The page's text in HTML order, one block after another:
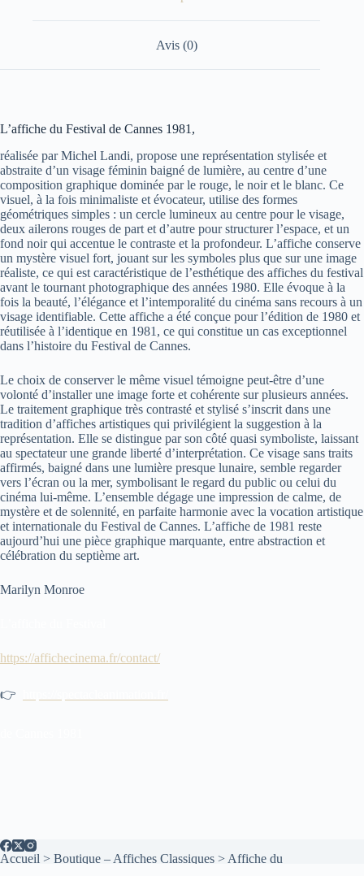
Avis (0)
L’affiche du Festival de Cannes 1981,
réalisée par Michel Landi, propose une représentation stylisée et
abstraite d’un visage féminin baigné de lumière, au centre d’une
composition graphique dominée par le rouge, le noir et le blanc. Ce
visuel, à la fois minimaliste et évocateur, utilise des formes
géométriques simples : un cercle lumineux au centre pour le visage,
deux ailerons rouges de part et d’autre pour structurer l’espace, et un
fond noir qui accentue le contraste et la profondeur. L’affiche conserve
un mystère visuel fort, jouant sur les symboles plus que sur une image
réaliste, ce qui est caractéristique de l’esthétique des affiches du festival
avant le tournant photographique des années 1980. Elle évoque à la
fois la beauté, l’élégance et l’intemporalité du cinéma sans recours à un
visage identifiable. Cette affiche a été conçue pour l’édition de 1980 et
réutilisée à l’identique en 1981, ce qui constitue un cas exceptionnel
dans l’histoire du Festival de Cannes.
Le choix de conserver le même visuel témoigne peut-être d’une
volonté d’installer une image forte et cohérente sur plusieurs années.
Le traitement graphique très contrasté et stylisé s’inscrit dans une
tradition d’affiches artistiques qui privilégient la suggestion à la
représentation. Elle se distingue par son côté quasi symboliste, laissant
au spectateur une grande liberté d’interprétation. Ce visage sans traits
affirmés, baigné dans une lumière presque lunaire, semble regarder
vers l’écran ou la mer, symbolisant le regard du public ou celui du
cinéma lui-même. L’ensemble dégage une impression de calme, de
mystère et de solennité, en parfaite harmonie avec la vocation artistique
et internationale du Festival de Cannes. L’affiche de 1981 reste
aujourd’hui une pièce graphique marquante, entre abstraction et
célébration du septième art.
Marilyn Monroe
https://affichecinema.fr/contact/
👉
Accueil > Boutique – Affiches Classiques > Affiche du